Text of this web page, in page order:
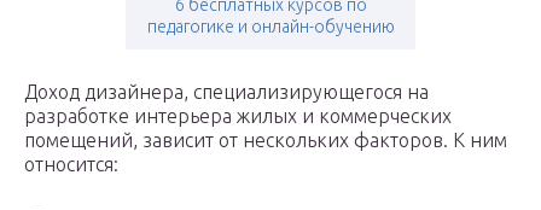
6 бесплатных курсов по
педагогике и онлайн-обучению
Доход дизайнера, специализирующегося на
разработке интерьера жилых и коммерческих
помещений, зависит от нескольких факторов. К ним
относится: